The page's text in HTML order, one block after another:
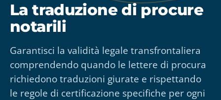
La traduzione di procure
notarili
Garantisci la validità legale transfrontaliera
comprendendo quando le lettere di procura
richiedono traduzioni giurate e rispettando
le regole di certificazione specifiche per ogni